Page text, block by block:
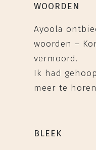
WOORDEN
Ayoola
woorden –
vermoord.
Ik had
meer te
BLEEK